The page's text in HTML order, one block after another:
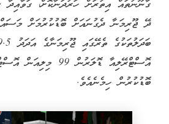
ގާނޫނުތައް އިތުރަށް ހަރުދަނާކޮށް، ގަވާއިދާ
ދޭ ޖޫރިމަނާ ދެގުނައަށް ބޮޑުކުރުމަށް
އޮސްޓްރޭލިއާ ޑޮލަރުން
ބޮޑުކުރުން ހިމެނެއެވެ.